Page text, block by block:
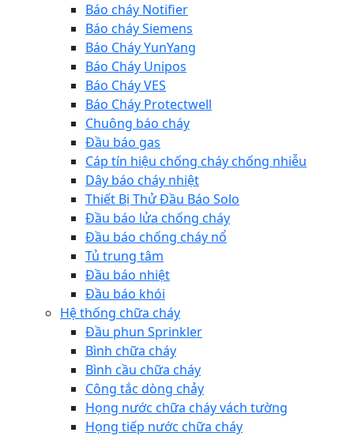
Báo cháy Notifier
Báo cháy Siemens
Báo Cháy YunYang
Báo Cháy Unipos
Báo Cháy VES
Báo Cháy Protectwell
Chuông báo cháy
Đầu báo gas
Cáp tín hiệu chống cháy chống nhiễu
Dây báo cháy nhiệt
Thiết Bị Thử Đầu Báo Solo
Đầu báo lửa chống cháy
Đầu báo chống cháy nổ
Tủ trung tâm
Đầu báo nhiệt
Đầu báo khói
Hệ thống chữa cháy
Đầu phun Sprinkler
Bình chữa cháy
Bình cầu chữa cháy
Công tắc dòng chảy
Họng nước chữa cháy vách tường
Họng tiếp nước chữa cháy